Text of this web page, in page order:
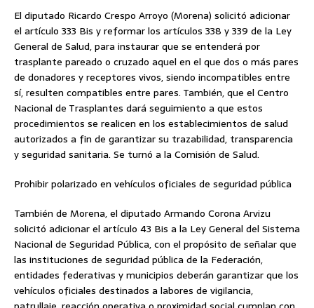
El diputado Ricardo Crespo Arroyo (Morena) solicitó adicionar
el artículo 333 Bis y reformar los artículos 338 y 339 de la Ley
General de Salud, para instaurar que se entenderá por
trasplante pareado o cruzado aquel en el que dos o más pares
de donadores y receptores vivos, siendo incompatibles entre
sí, resulten compatibles entre pares. También, que el Centro
Nacional de Trasplantes dará seguimiento a que estos
procedimientos se realicen en los establecimientos de salud
autorizados a fin de garantizar su trazabilidad, transparencia
y seguridad sanitaria. Se turnó a la Comisión de Salud.
Prohibir polarizado en vehículos oficiales de seguridad pública
También de Morena, el diputado Armando Corona Arvizu
solicitó adicionar el artículo 43 Bis a la Ley General del Sistema
Nacional de Seguridad Pública, con el propósito de señalar que
las instituciones de seguridad pública de la Federación,
entidades federativas y municipios deberán garantizar que los
vehículos oficiales destinados a labores de vigilancia,